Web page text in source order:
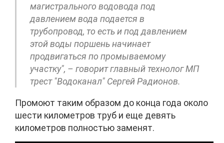
магистрального водовода под
давлением вода подается в
трубопровод, то есть и под давлением
этой воды поршень начинает
продвигаться по промываемому
участку", – говорит главный технолог МП
трест "Водоканал" Сергей Радионов.
Промоют таким образом до конца года около
шести километров труб и еще девять
километров полностью заменят.